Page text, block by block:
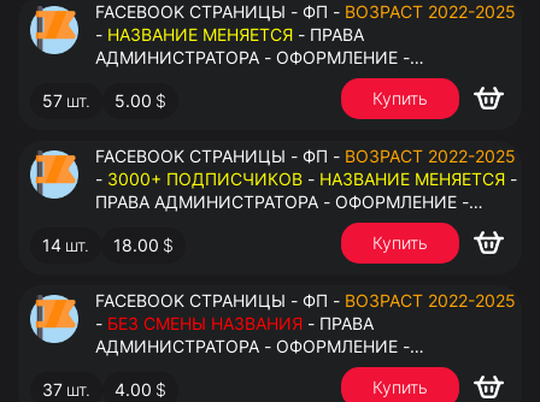
FACEBOOK СТРАНИЦЫ - ФП - ВОЗРАСТ 2022-2025
- НАЗВАНИЕ МЕНЯЕТСЯ - ПРАВА
АДМИНИСТРАТОРА - ОФОРМЛЕНИЕ -
ЗАПОЛНЕННАЯ ИНФОРМАЦИЯ - ПОД ВСЕ ГЕО
57 шт. 5.00 $ Купить
FACEBOOK СТРАНИЦЫ - ФП - ВОЗРАСТ 2022-2025
- 3000+ ПОДПИСЧИКОВ - НАЗВАНИЕ МЕНЯЕТСЯ -
ПРАВА АДМИНИСТРАТОРА - ОФОРМЛЕНИЕ -
ЗАПОЛНЕННАЯ ИНФОРМАЦИЯ - ПОД ВСЕ ГЕО
14 шт. 18.00 $ Купить
FACEBOOK СТРАНИЦЫ - ФП - ВОЗРАСТ 2022-2025
- БЕЗ СМЕНЫ НАЗВАНИЯ - ПРАВА
АДМИНИСТРАТОРА - ОФОРМЛЕНИЕ -
ЗАПОЛНЕННАЯ ИНФОРМАЦИЯ - ПОД ВСЕ ГЕО
37 шт. 4.00 $ Купить